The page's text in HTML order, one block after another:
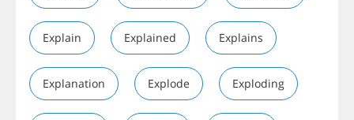
Explain Explained Explains
Explanation Explode Exploding